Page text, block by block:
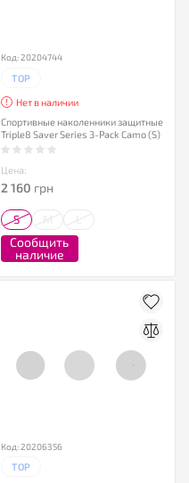
Код: 20204744
TOP
Нет в наличии
Спортивные наколенники защитные
Triple8 Saver Series 3-Pack Camo (S)
Цена:
2 160 грн
S
Сообщить
наличие
Код: 20206356
TOP